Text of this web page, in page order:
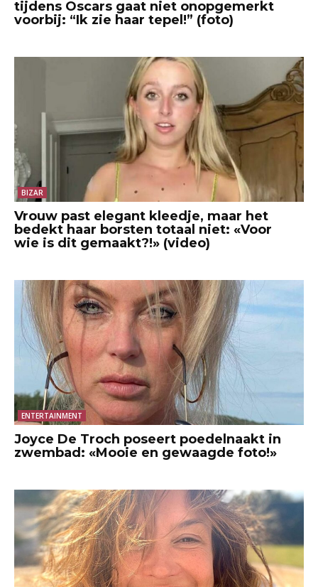
tijdens Oscars gaat niet onopgemerkt
voorbij: “Ik zie haar tepel!” (foto)
BIZAR
Vrouw past elegant kleedje, maar het
bedekt haar borsten totaal niet: «Voor
wie is dit gemaakt?!» (video)
ENTERTAINMENT
Joyce De Troch poseert poedelnaakt in
zwembad: «Mooie en gewaagde foto!»